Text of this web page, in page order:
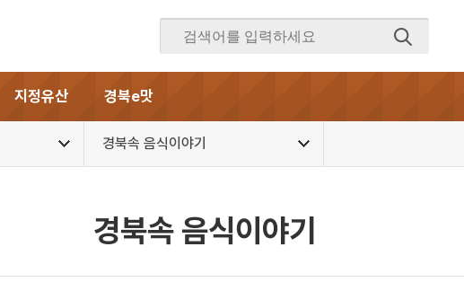
지정유산 경북e맛
경북속 음식이야기
경북속 음식이야기